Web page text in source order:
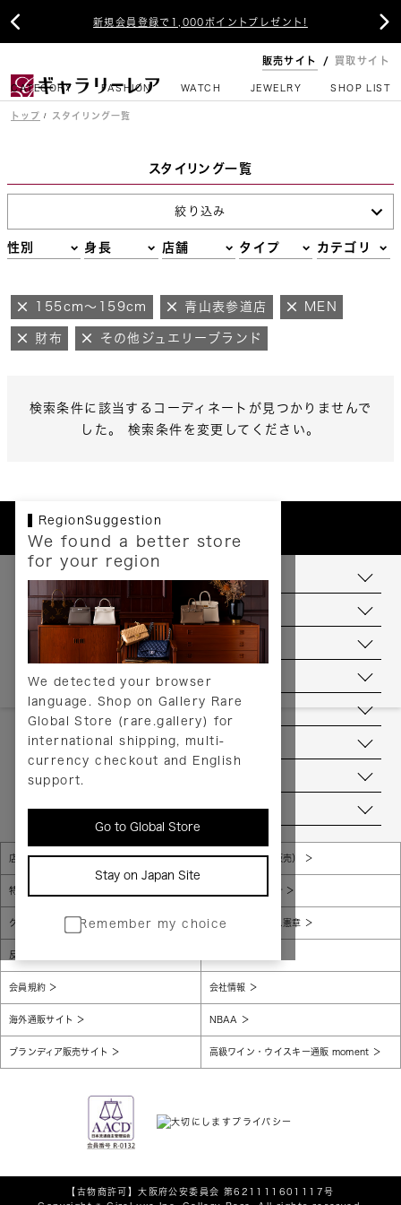
新規会員登録で1,000ポイントプレゼント!
 
販売サイト 買取サイト
CATEGORY FASHION WATCH JEWELRY SHOP LIST
トップ スタイリング一覧
スタイリング一覧
絞り込み
性別 身長 店舗 タイプ カテゴリ
155cm～159cm 青山表参道店 MEN
財布 その他ジュエリーブランド
検索条件に該当するコーディネートが見つかりませんで
した。 検索条件を変更してください。
RegionSuggestion
We found a better store
for your region
We detected your browser
language. Shop on Gallery Rare
Global Store (rare.gallery) for
international shipping, multi-
currency checkout and English
support.
Go to Global Store
Stay on Japan Site
Remember my choice
お支払いについて
配送について
送料について
返品について
ヘルプ
お問い合わせ
当店について
店舗一覧 販売規約（店頭販売）
特定商取引法に基づく表示 個人情報保護方針
グローバルプライバシーポリシー コンプライアンス憲章
反社会的勢力に対する基本方針
会員規約 会社情報
海外通販サイト NBAA
ブランディア販売サイト 高級ワイン・ウイスキー通販 moment
【古物商許可】大阪府公安委員会 第621111601117号